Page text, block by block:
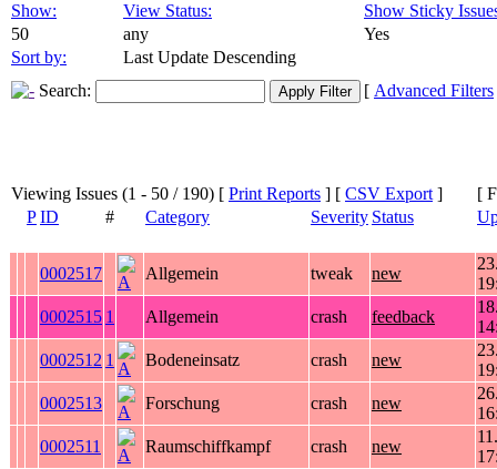
Show:
View Status:
Show Sticky
50
any
Yes
Sort by:
Last Update Descending
Search:
[ Advanced Filters
Viewing Issues (1 - 50 / 190) [ Print Reports ] [ CSV Export ]
[
PID # Category Severity Status
0002517 Allgemein tweak new
0002515 1 Allgemein crash feedback
0002512 1 Bodeneinsatz crash new
0002513
Forschung crash new
0002511
Raumschiffkampf crash new